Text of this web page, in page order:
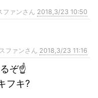
ァンさん 2018,3/23 10:50
ファンさん 2018,3/23 11:16
ぞ☝
フキ?